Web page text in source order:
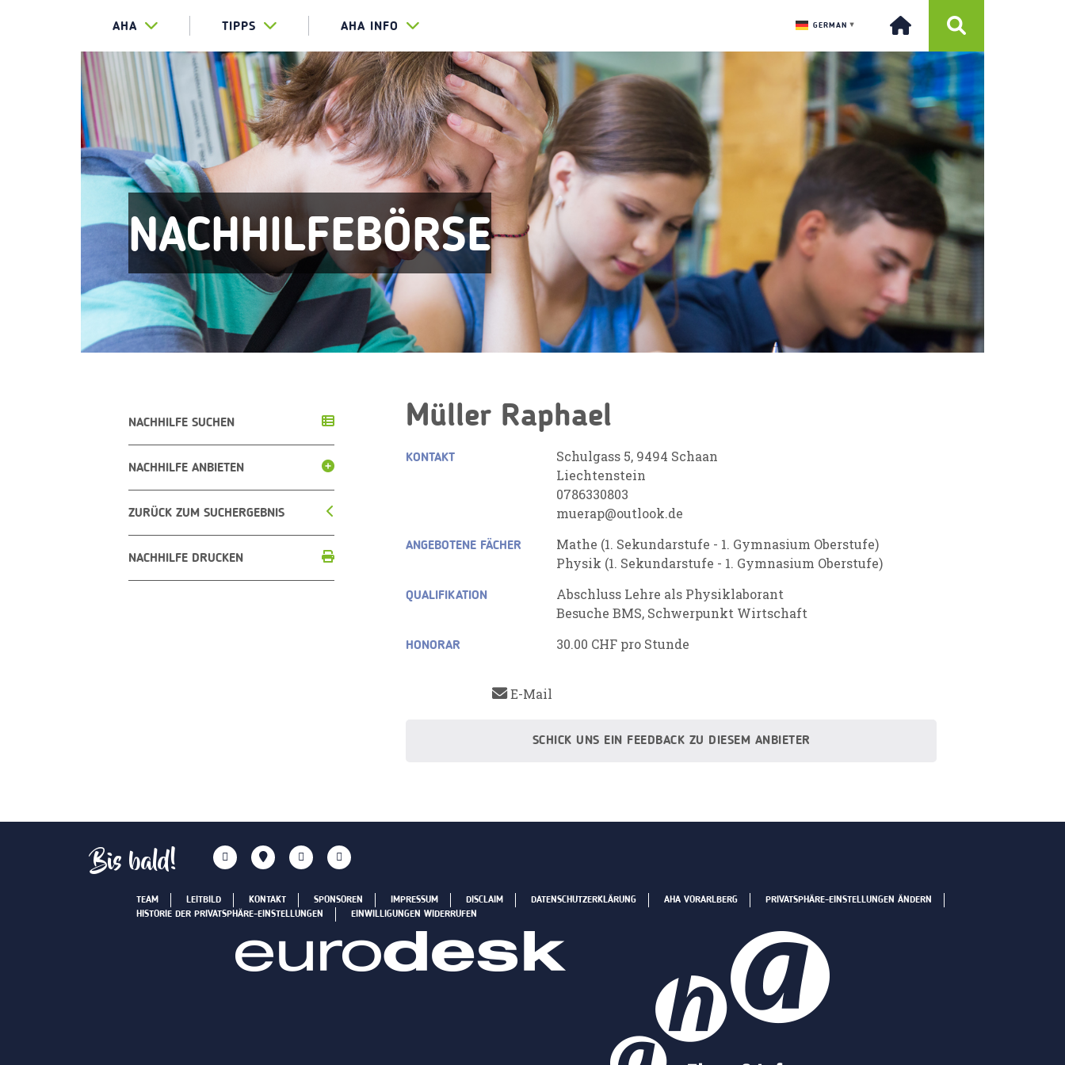
AHA TIPPS AHA INFO GERMAN ▼
NACHHILFEBÖRSE
NACHHILFE SUCHEN
NACHHILFE ANBIETEN
ZURÜCK ZUM SUCHERGEBNIS
NACHHILFE DRUCKEN
Müller Raphael
KONTAKT
Schulgass 5, 9494 Schaan
Liechtenstein
0786330803
muerap@outlook.de
ANGEBOTENE FÄCHER
Mathe (1. Sekundarstufe - 1. Gymnasium Oberstufe)
Physik (1. Sekundarstufe - 1. Gymnasium Oberstufe)
QUALIFIKATION
Abschluss Lehre als Physiklaborant
Besuche BMS, Schwerpunkt Wirtschaft
HONORAR 30.00 CHF pro Stunde
E-Mail
SCHICK UNS EIN FEEDBACK ZU DIESEM ANBIETER
Bis bald!
TEAM LEITBILD KONTAKT SPONSOREN IMPRESSUM DISCLAIM DATENSCHUTZERKLÄRUNG AHA VORARLBERG
PRIVATSPHÄRE-EINSTELLUNGEN ÄNDERN
HISTORIE DER PRIVATSPHÄRE-EINSTELLUNGEN
EINWILLIGUNGEN WIDERRUFEN